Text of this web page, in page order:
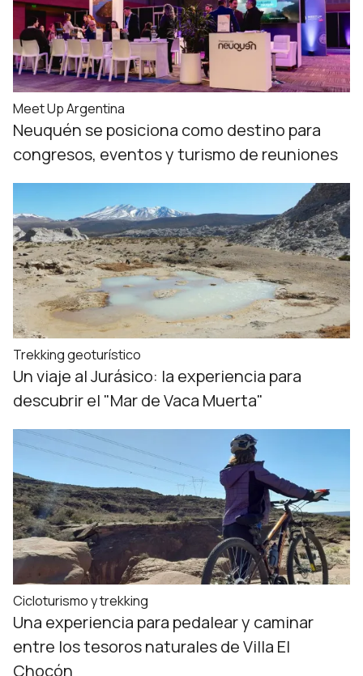
Meet Up Argentina
Neuquén se posiciona como destino para
congresos, eventos y turismo de reuniones
Trekking geoturístico
Un viaje al Jurásico: la experiencia para
descubrir el "Mar de Vaca Muerta"
Cicloturismo y trekking
Una experiencia para pedalear y caminar
entre los tesoros naturales de Villa El
Chocón